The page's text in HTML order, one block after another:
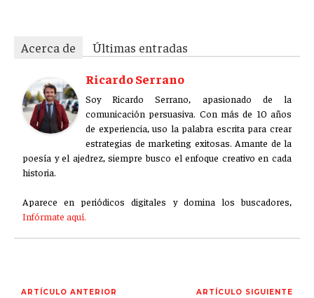
Acerca de
Últimas entradas
Ricardo Serrano
Soy Ricardo Serrano, apasionado de la
comunicación persuasiva. Con más de 10 años
de experiencia, uso la palabra escrita para crear
estrategias de marketing exitosas. Amante de la
poesía y el ajedrez, siempre busco el enfoque creativo en cada
historia.
Aparece en periódicos digitales y domina los buscadores,
Infórmate aquí.
ARTÍCULO ANTERIOR ARTÍCULO SIGUIENTE